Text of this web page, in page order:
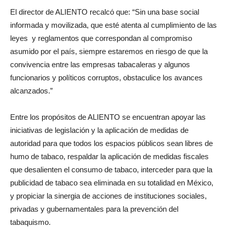
El director de ALIENTO recalcó que: “Sin una base social
informada y movilizada, que esté atenta al cumplimiento de las
leyes y reglamentos que correspondan al compromiso
asumido por el país, siempre estaremos en riesgo de que la
convivencia entre las empresas tabacaleras y algunos
funcionarios y políticos corruptos, obstaculice los avances
alcanzados.”
Entre los propósitos de ALIENTO se encuentran apoyar las
iniciativas de legislación y la aplicación de medidas de
autoridad para que todos los espacios públicos sean libres de
humo de tabaco, respaldar la aplicación de medidas fiscales
que desalienten el consumo de tabaco, interceder para que la
publicidad de tabaco sea eliminada en su totalidad en México,
y propiciar la sinergia de acciones de instituciones sociales,
privadas y gubernamentales para la prevención del
tabaquismo.